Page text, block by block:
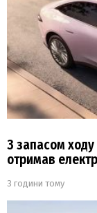
З запасом
отримав
3 години тому